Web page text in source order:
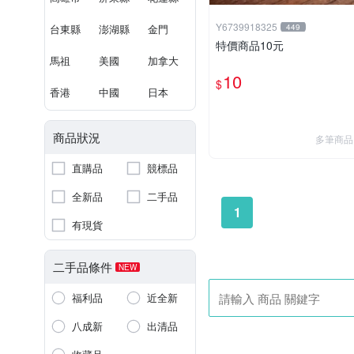
台東縣 澎湖縣 金門
馬祖 美國 加拿大
香港 中國 日本
商品狀況
直購品
競標品
全新品
二手品
有現貨
二手品條件 NEW
福利品
近全新
八成新
出清品
Y6739918325 449
特價商品10元
$10
多筆商品
1